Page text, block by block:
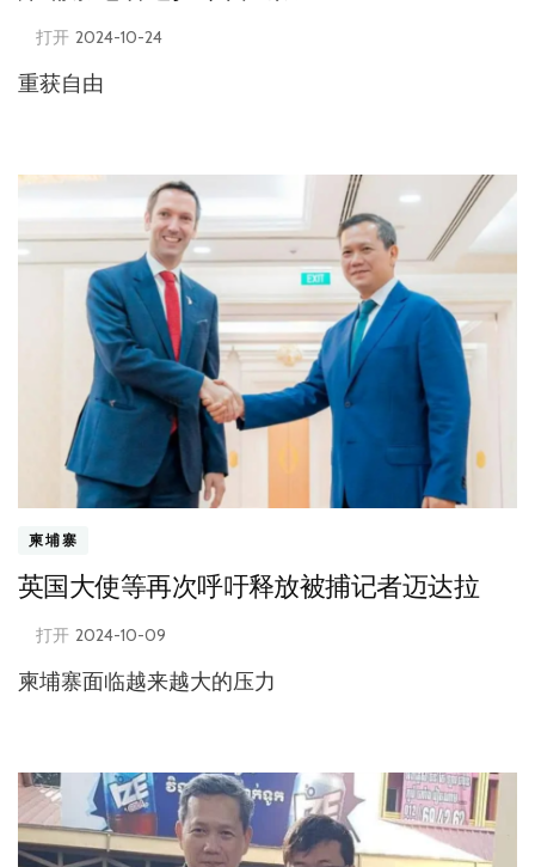
打开 2024-10-24
重获自由
柬埔寨
英国大使等再次呼吁释放被捕记者迈达拉
打开 2024-10-09
柬埔寨面临越来越大的压力